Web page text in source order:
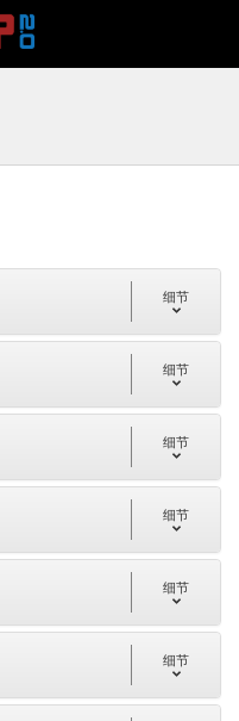
细节
细节
细节
细节
细节
细节